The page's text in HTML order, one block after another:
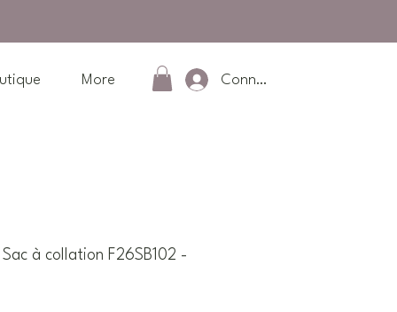
More Connexion
à collation F26SB102 -